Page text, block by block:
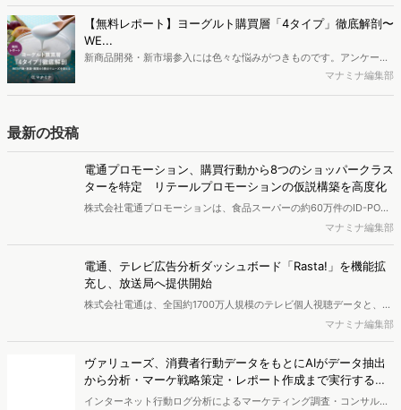
ち、スマートフォンを取り巻く環境が成熟するなか、新興SNSの台頭
により高校生のデジタルライフスタイルは新たな変化を見せていま
す。※資料は記事内の入力フォームより、ダウンロードいただけま
【無料レポート】ヨーグルト購買層「4タイプ」徹底解剖〜
WE...
新商品開発・新市場参入には色々な悩みがつきものです。アンケート
調査を実施しても、購買実態が不透明、新商品の受容性も判断しきれ
ポートとなっています。※本レポートは記事のフォームから無料でダ
ウンロードできます。
マナミナ編集部
最新の投稿
電通プロモーション、購買行動から8つのショッパークラス
ターを特定 リテールプロモーションの仮説構築を高度化
株式会社電通プロモーションは、食品スーパーの約60万件のID-POS
データと生活者の定性データをAIで分析し、購買行動の特徴に基づい
における生活者の意識や行動背景の把握が可能となり、リテールプロ
モーションにおけるプランニングの高速化と高精度化を実現できると
いいます。
マナミナ編集部
電通、テレビ広告分析ダッシュボード「Rasta!」を機能拡
充し、放送局へ提供開始
株式会社電通は、全国約1700万人規模のテレビ個人視聴データと、独
自の大規模生活者意識調査データを掛け合わせて、テレビ広告のデー
（Resourceful Analysis System of TV Audience：ラスタ）」の機能
を拡充し、放送局への提供を開始したことを発表しました。
マナミナ編集部
ヴァリューズ、消費者行動データをもとにAIがデータ抽出
から分析・マーケ戦略策定・レポート作成まで実行する
「Dockpit AIエージェント」を提供開始
インターネット行動ログ分析によるマーケティング調査・コンサルテ